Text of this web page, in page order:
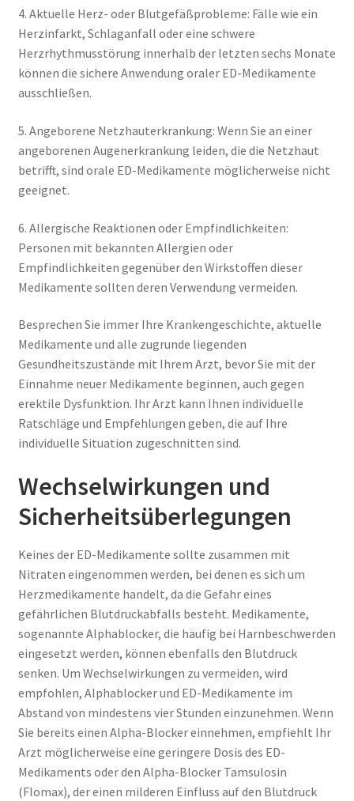
4. Aktuelle Herz- oder Blutgefäßprobleme: Fälle wie ein
Herzinfarkt, Schlaganfall oder eine schwere
Herzrhythmusstörung innerhalb der letzten sechs Monate
können die sichere Anwendung oraler ED-Medikamente
ausschließen.
5. Angeborene Netzhauterkrankung: Wenn Sie an einer
angeborenen Augenerkrankung leiden, die die Netzhaut
betrifft, sind orale ED-Medikamente möglicherweise nicht
geeignet.
6. Allergische Reaktionen oder Empfindlichkeiten:
Personen mit bekannten Allergien oder
Empfindlichkeiten gegenüber den Wirkstoffen dieser
Medikamente sollten deren Verwendung vermeiden.
Besprechen Sie immer Ihre Krankengeschichte, aktuelle
Medikamente und alle zugrunde liegenden
Gesundheitszustände mit Ihrem Arzt, bevor Sie mit der
Einnahme neuer Medikamente beginnen, auch gegen
erektile Dysfunktion. Ihr Arzt kann Ihnen individuelle
Ratschläge und Empfehlungen geben, die auf Ihre
individuelle Situation zugeschnitten sind.
Wechselwirkungen und
Sicherheitsüberlegungen
Keines der ED-Medikamente sollte zusammen mit
Nitraten eingenommen werden, bei denen es sich um
Herzmedikamente handelt, da die Gefahr eines
gefährlichen Blutdruckabfalls besteht. Medikamente,
sogenannte Alphablocker, die häufig bei Harnbeschwerden
eingesetzt werden, können ebenfalls den Blutdruck
senken. Um Wechselwirkungen zu vermeiden, wird
empfohlen, Alphablocker und ED-Medikamente im
Abstand von mindestens vier Stunden einzunehmen. Wenn
Sie bereits einen Alpha-Blocker einnehmen, empfiehlt Ihr
Arzt möglicherweise eine geringere Dosis des ED-
Medikaments oder den Alpha-Blocker Tamsulosin
(Flomax), der einen milderen Einfluss auf den Blutdruck